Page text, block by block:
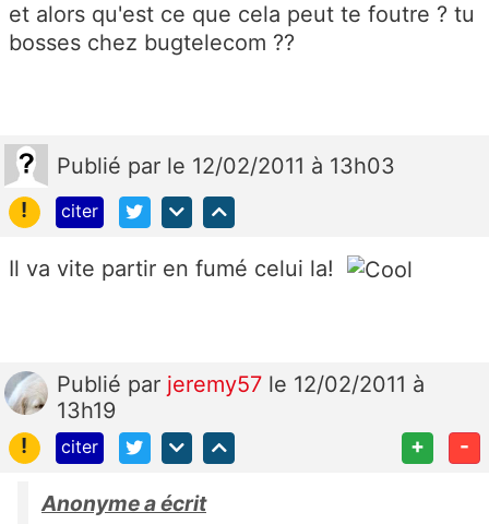
et alors qu'est ce que cela peut te foutre ? tu
bosses chez bugtelecom ??
Publié par le 12/02/2011 à 13h03
!
citer
Il va vite partir en fumé celui la!
Publié par jeremy57 le 12/02/2011 à
13h19
!
citer + -
Anonyme a écrit